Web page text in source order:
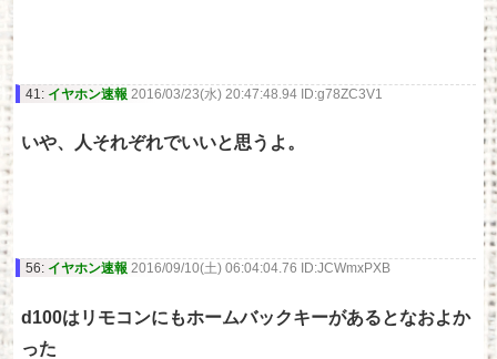
41: イヤホン速報 2016/03/23(水) 20:47:48.94 ID:g78ZC3V1
いや、人それぞれでいいと思うよ。
56: イヤホン速報 2016/09/10(土) 06:04:04.76 ID:JCWmxPXB
d100はリモコンにもホームバックキーがあるとなおよか
った